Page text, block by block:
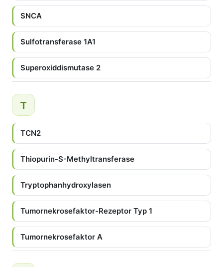
SNCA
Sulfotransferase 1A1
Superoxiddismutase 2
T
TCN2
Thiopurin-S-Methyltransferase
Tryptophanhydroxylasen
Tumornekrosefaktor-Rezeptor Typ 1
Tumornekrosefaktor A